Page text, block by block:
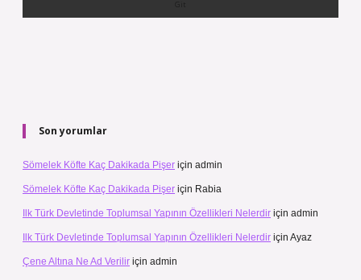
Son yorumlar
Sömelek Köfte Kaç Dakikada Pişer için admin
Sömelek Köfte Kaç Dakikada Pişer için Rabia
Ilk Türk Devletinde Toplumsal Yapının Özellikleri Nelerdir için admin
Ilk Türk Devletinde Toplumsal Yapının Özellikleri Nelerdir için Ayaz
Çene Altına Ne Ad Verilir için admin